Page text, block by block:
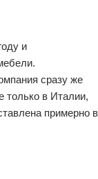
и
сразу же
только в Италии,
примерно в